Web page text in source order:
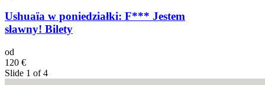
Ushuaïa w poniedziałki: F*** Jestem
sławny! Bilety
od
120 €
Slide 1 of 4